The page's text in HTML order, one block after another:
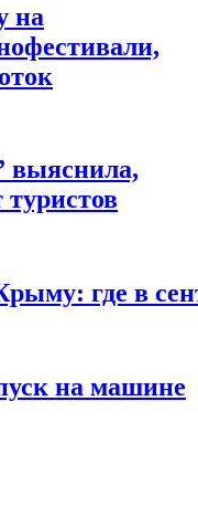
на
выяснила,
где в
на машине